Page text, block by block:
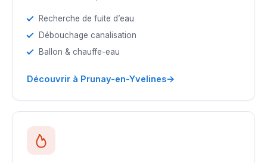
Recherche de fuite d’eau
Débouchage canalisation
Ballon & chauffe-eau
Découvrir à Prunay-en-Yvelines→